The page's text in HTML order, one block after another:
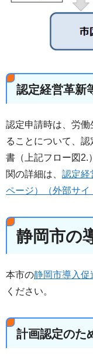
認定経営革新
認定申請時は、労
ることについて、
書（上記フロー図2.
関の詳細は、 認定経
ページ）（外部サイ
静岡市の
本市の静岡市導入促
ください。
計画認定のた